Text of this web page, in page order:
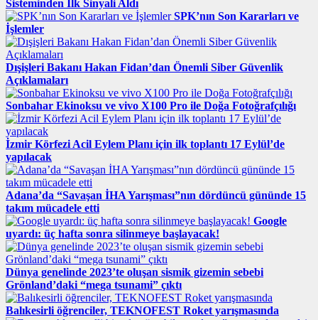
Sisteminden İlk Sinyali Aldı
SPK’nın Son Kararları ve
İşlemler
Dışişleri Bakanı Hakan Fidan’dan Önemli Siber Güvenlik
Açıklamaları
Sonbahar Ekinoksu ve vivo X100 Pro ile Doğa Fotoğrafçılığı
İzmir Körfezi ​​​Acil Eylem Planı için ilk toplantı 17 Eylül’de
yapılacak
Adana’da “Savaşan İHA Yarışması”nın dördüncü gününde 15
takım mücadele etti
Google
uyardı: üç hafta sonra silinmeye başlayacak!
Dünya genelinde 2023’te oluşan sismik gizemin sebebi
Grönland’daki “mega tsunami” çıktı
Balıkesirli öğrenciler, TEKNOFEST Roket yarışmasında